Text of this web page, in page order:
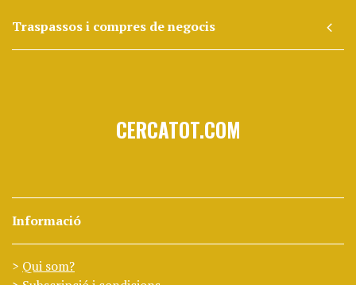
Traspassos i compres de negocis
CERCATOT.COM
Informació
Qui som?